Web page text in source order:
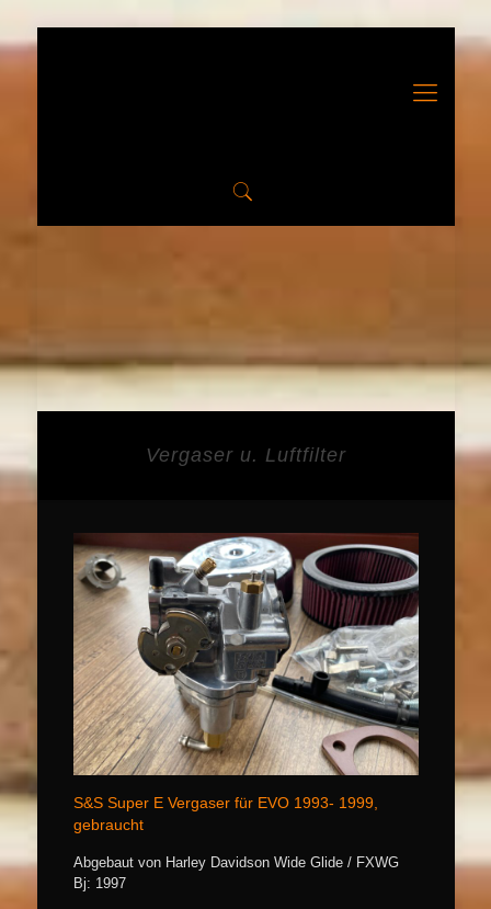
Vergaser u. Luftfilter
S&S Super E Vergaser für EVO 1993- 1999,
gebraucht
Abgebaut von Harley Davidson Wide Glide / FXWG
Bj: 1997